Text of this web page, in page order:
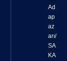
Ad
ap
az
arı/
SA
KA